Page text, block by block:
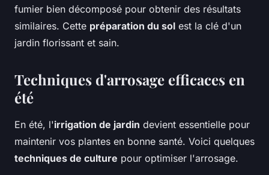
fumier bien décomposé pour obtenir des résultats
similaires. Cette préparation du sol est la clé d'un
jardin florissant et sain.
Techniques d'arrosage efficaces en
été
En été, l'irrigation de jardin devient essentielle pour
maintenir vos plantes en bonne santé. Voici quelques
techniques de culture pour optimiser l'arrosage.